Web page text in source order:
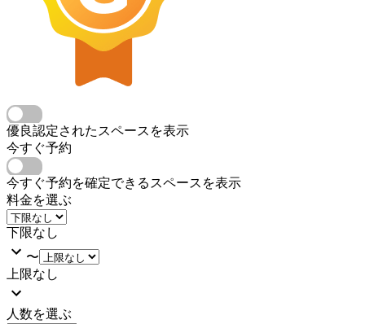
優良認定されたスペースを表示
今すぐ予約
今すぐ予約を確定できるスペースを表示
料金を選ぶ
下限なし
〜
上限なし
人数を選ぶ